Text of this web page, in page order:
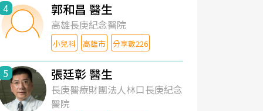
4 郭和昌 醫生
高雄長庚紀念醫院
小兒科 高雄市 分享數226
5 張廷彰 醫生
長庚醫療財團法人林口長庚紀念
醫院